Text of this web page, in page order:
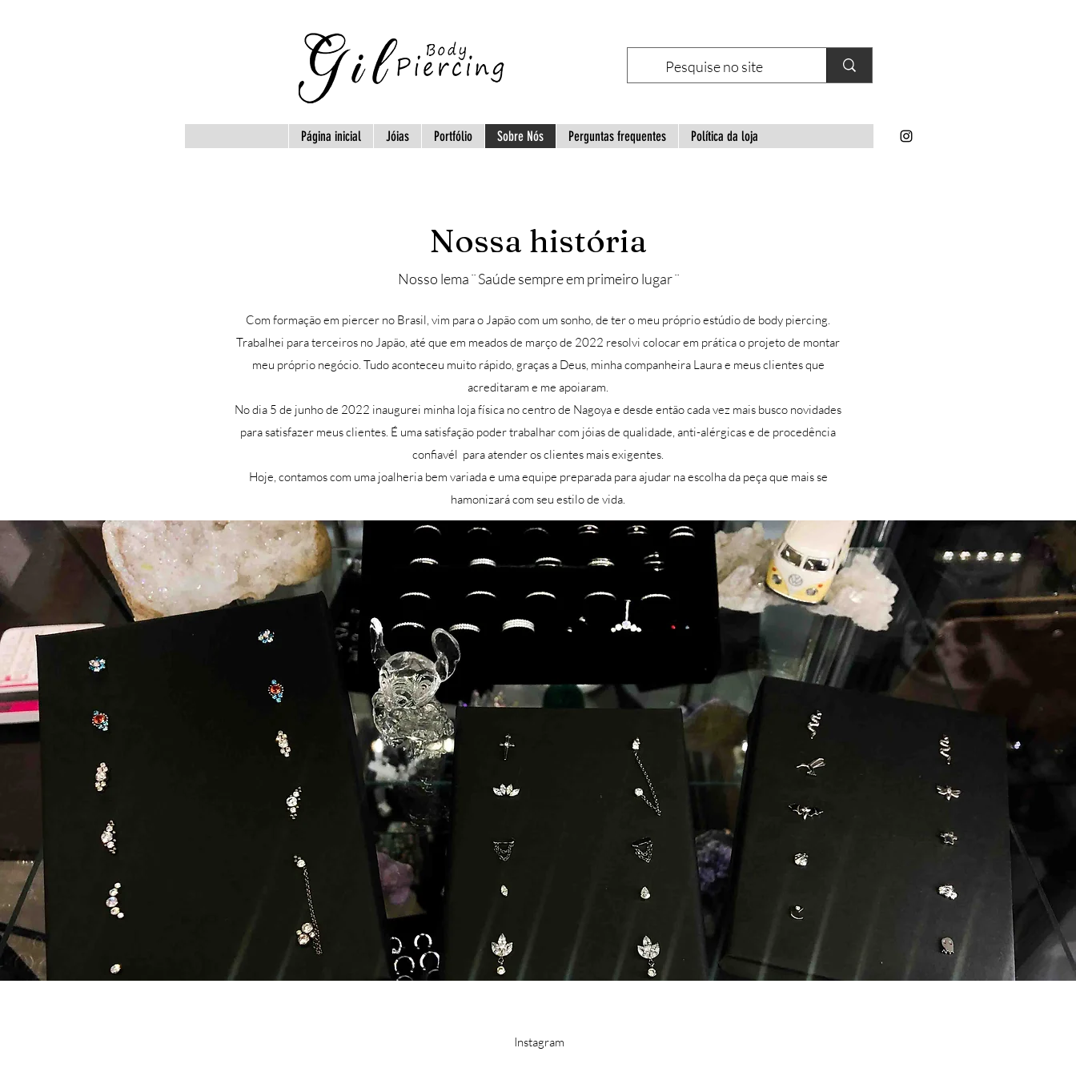
Página inicial Jóias Portfólio Sobre Nós Perguntas frequentes Política da loja
Nossa história
Nosso lema ¨ Saúde sempre em primeiro lugar ¨
Com formação em piercer no Brasil, vim para o Japão com um sonho, de ter o meu próprio estúdio de body piercing.
Trabalhei para terceiros no Japão, até que em meados de março de 2022 resolvi colocar em prática o projeto de montar
meu próprio negócio. Tudo aconteceu muito rápido, graças a Deus, minha companheira Laura e meus clientes que
acreditaram e me apoiaram.
No dia 5 de junho de 2022 inaugurei minha loja física no centro de Nagoya e desde então cada vez mais busco novidades
para satisfazer meus clientes. É uma satisfação poder trabalhar com jóias de qualidade, anti-alérgicas e de procedência
confiavél para atender os clientes mais exigentes.
Hoje, contamos com uma joalheria bem variada e uma equipe preparada para ajudar na escolha da peça que mais se
hamonizará com seu estilo de vida.
Instagram